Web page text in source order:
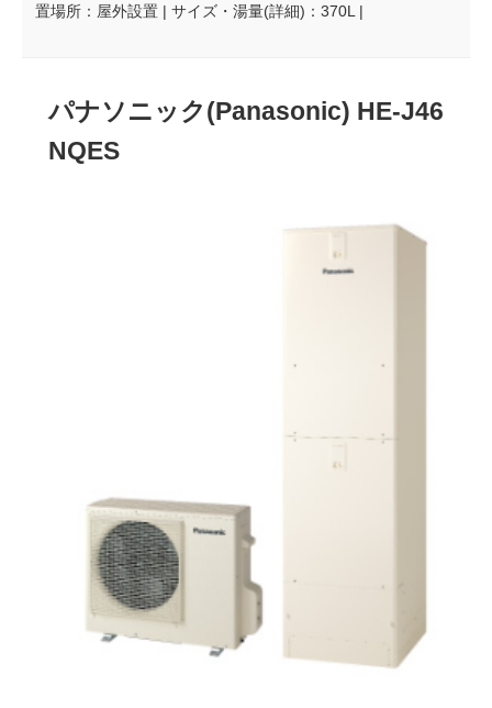
置場所：屋外設置 | サイズ・湯量(詳細)：370L |
パナソニック(Panasonic) HE-J46
NQES